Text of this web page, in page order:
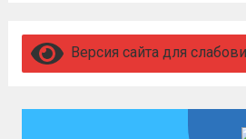
МУЖСКОГО ПОЛА В
ДО 65 ЛЕТ
При заключении
Версия сайта для